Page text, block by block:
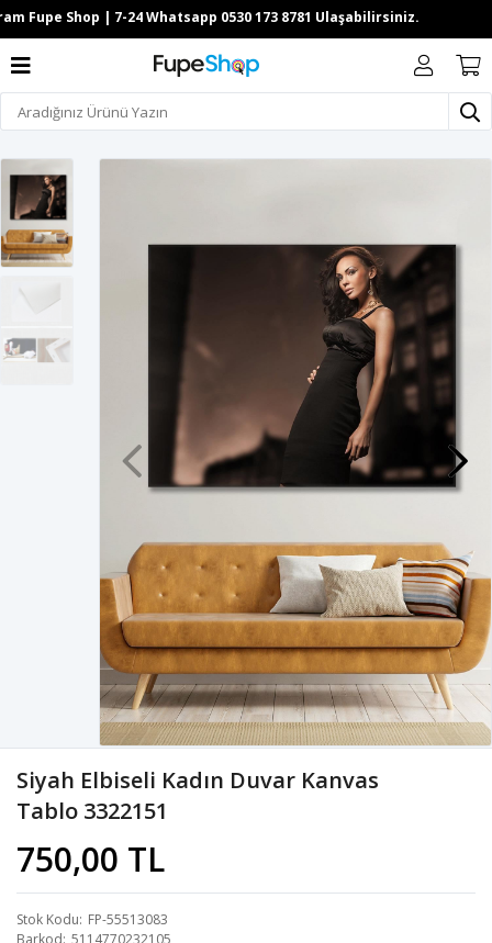
Siyah Elbiseli Kadın Duvar Kanvas
Tablo 3322151
750,00 TL
Stok Kodu FP-55513083
Barkod 5114770232105